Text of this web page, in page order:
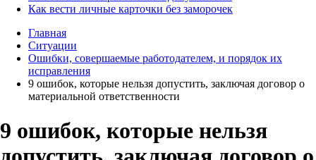
Как вести личные карточки без заморочек
Главная
Ситуации
Ошибки, совершаемые работодателем, и порядок их
исправления
9 ошибок, которые нельзя допустить, заключая договор о
материальной ответственности
9 ошибок, которые нельзя